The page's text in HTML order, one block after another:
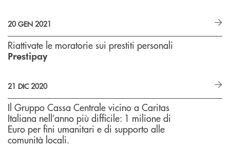
20 GEN 2021
Riattivate le moratorie sui prestiti personali
Prestipay
21 DIC 2020
Il Gruppo Cassa Centrale vicino a Caritas
Italiana nell’anno più difficile: 1 milione di
Euro per fini umanitari e di supporto alle
comunità locali.